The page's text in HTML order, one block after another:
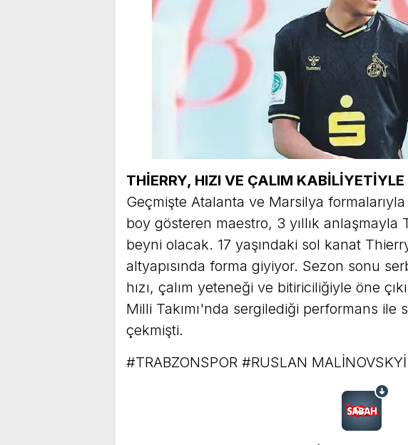
THİERRY, HIZI VE ÇALIM KABİLİYETİYLE
Geçmişte Atalanta ve Marsilya
boy gösteren maestro, 3 yıllık anlaşmayla
beyni olacak. 17 yaşındaki sol kanat
altyapısında forma giyiyor. Sezon sonu
hızı, çalım yeteneği ve bitiriciliğiyle öne
Milli Takımı'nda sergilediği performans
çekmişti.
#TRABZONSPOR #RUSLAN MALİNOVSKYİ